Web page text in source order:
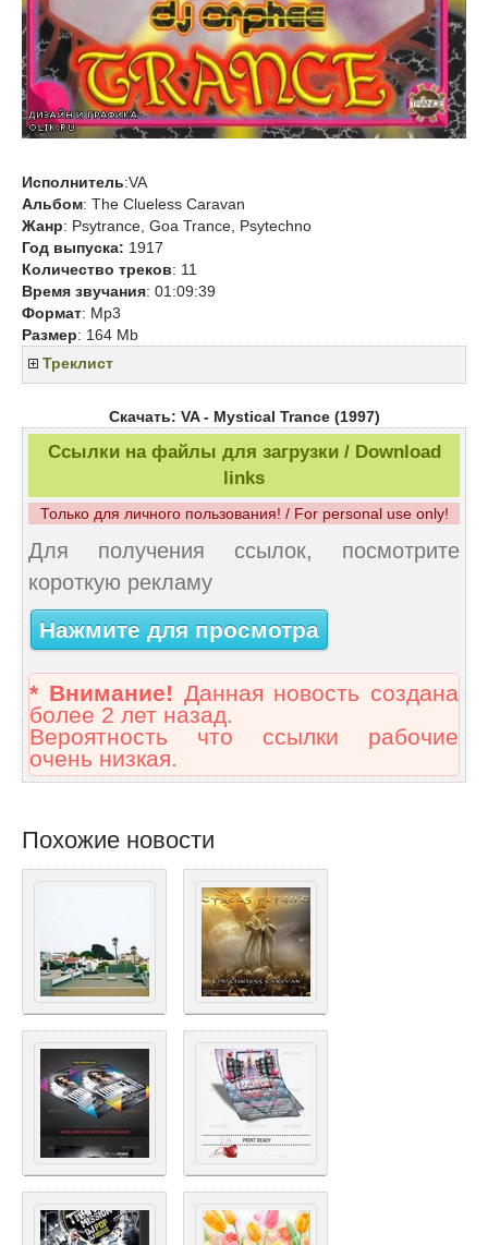
Исполнитель:VA
Альбом: The Clueless Caravan
Жанр: Psytrance, Goa Trance, Psytechno
Год выпуска: 1917
Количество треков: 11
Время звучания: 01:09:39
Формат: Mp3
Размер: 164 Mb
Треклист
Скачать: VA - Mystical Trance (1997)
Ссылки на файлы для загрузки / Download
links
Только для личного пользования! / For personal use only!
Для получения ссылок, посмотрите
короткую рекламу
Нажмите для просмотра
* Внимание! Данная новость создана
более 2 лет назад.
Вероятность что ссылки рабочие
очень низкая.
Похожие новости